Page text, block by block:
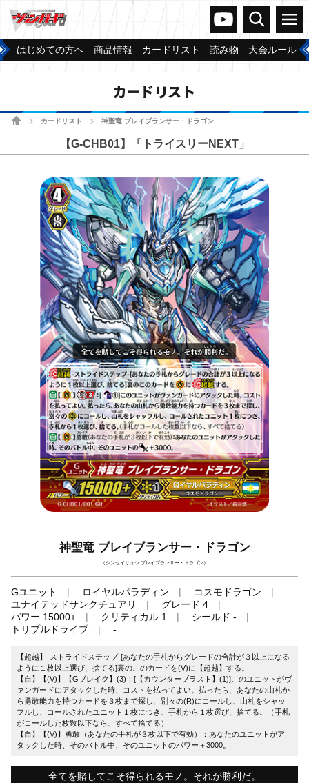
ヴァンガードch
検索 メニュー
はじめての方へ 商品情報 カードリスト 読み物 大会ルール
カードリスト
ホームカードリスト 神聖竜 ブレイブランサー・ドラゴン
【G-CHB01】「トライスリーNEXT」
神聖竜 ブレイブランサー・ドラゴン
（シンセイリュウ ブレイブランサー・ドラゴン）
Gユニット ロイヤルパラディン
コスモドラゴン
ユナイテッドサンクチュアリ
グレード 4
パワー 15000+
クリティカル 1
シールド -
トリプルドライブ
-
【超越】-ストライドステップ-[あなたの手札からグレードの合計が３以上になる
ように１枚以上選び、捨てる]裏のこのカードを(V)に【超越】する。
【自】【(V)】【Gブレイク】(3)：[【カウンターブラスト】(1)]このユニットがヴ
ァンガードにアタックした時、コストを払ってよい。払ったら、あなたの山札か
ら勇敢能力を持つカードを３枚まで探し、別々の(R)にコールし、山札をシャッ
フルし、コールされたユニット１枚につき、手札から１枚選び、捨てる。（手札
がコールした枚数以下なら、すべて捨てる）
【自】【(V)】勇敢（あなたの手札が３枚以下で有効）：あなたのユニットがア
タックした時、そのバトル中、そのユニットのパワー＋3000。
全てを賭してこそ得られるモノ。それが勝利だ。